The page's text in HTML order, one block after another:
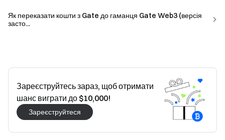
Як переказати кошти з Gate до гаманця Gate Web3 (версія
засто...
Зареєструйтесь зараз, щоб отримати
шанс виграти до $10,000!
Зареєструйтеся